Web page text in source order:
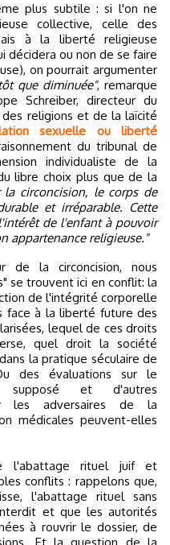
plus subtile : si l'on ne
collective, celle des
à la liberté religieuse
décidera ou non de se faire
on pourrait argumenter
que diminuée", remarque
Schreiber, directeur du
religions et de la laïcité
sexuelle ou liberté
du tribunal de
individualiste de la
libre choix plus que de la
la circoncision, le corps de
et irréparable. Cette
de l'enfant à pouvoir
appartenance religieuse."
se trouvent ici en conflit: la
de l'intégrité corporelle
face à la liberté future des
lequel de ces droits
quel droit la société
la pratique séculaire de
des évaluations sur le
supposé et d'autres
les adversaires de la
médicales peuvent-elles
l'abattage rituel juif et
conflits : rappelons que,
l'abattage rituel sans
et que les autorités
à rouvrir le dossier, de